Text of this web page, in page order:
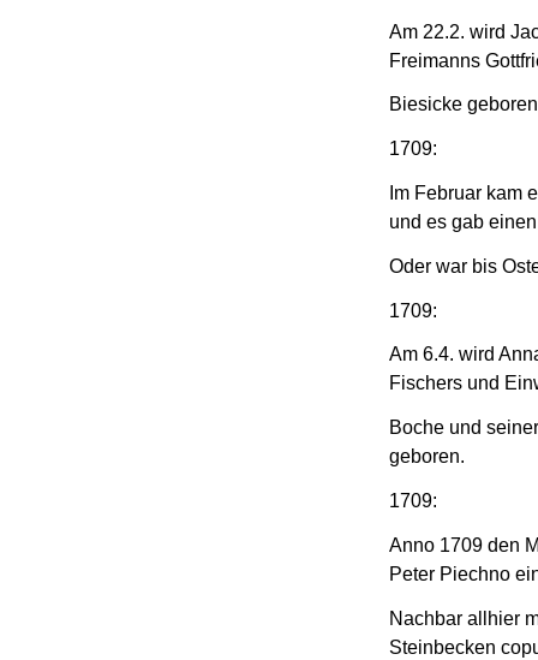
Am 22.2. wird
Freimanns
Biesicke
1709:
Im Februar kam
und es gab
Oder war bis
1709:
Am 6.4. wird
Fischers und
Boche und
geboren.
1709:
Anno 1709 den
Peter Piechno
Nachbar allhier
Steinbecken